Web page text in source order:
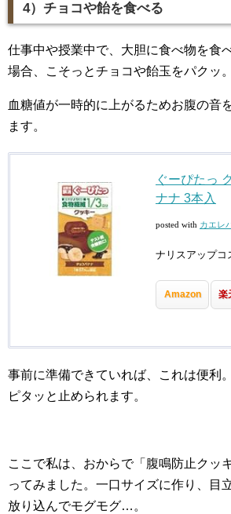
4）チョコや飴を食べる
仕事中や授業中で、大胆に食べ物を食
場合、こそっとチョコや飴玉をパクッ。
血糖値が一時的に上がるためお腹の音
ます。
ぐーぴたっ
ナナ 3本入
posted with カエレ
ナリスアップコ
Amazon 楽
事前に準備できていれば、これは便利
ピタッと止められます。
ここで私は、おからで「腹鳴防止クッ
ってみました。一口サイズに作り、目
放り込んでモグモグ…。